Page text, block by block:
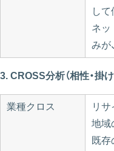
して
ネッ
みが
3. CROSS分析（相性・掛け
業種クロス
リサ
地域
既存